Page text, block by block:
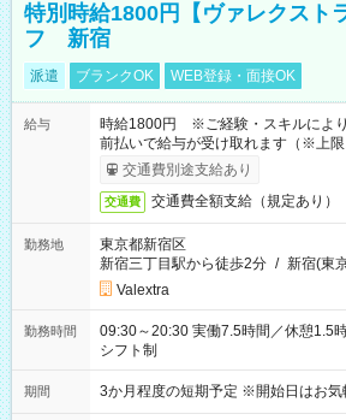
特別時給1800円【ヴァレクスト
フ 新宿
派遣 ブランクOK WEB登録・面接OK
給与
時給1800円 ※ご経験・スキルによ
前払いで給与が受け取れます（※上限
交通費別途支給あり
交通費 交通費全額支給（規定あり）
勤務地
東京都新宿区
新宿三丁目駅から徒歩2分 / 新宿(東
Valextra
勤務時間
09:30～20:30 実働7.5時間／休憩1.5時間 営業時間に合わせた
シフト制
期間 3か月程度の短期予定 ※開始日はお気